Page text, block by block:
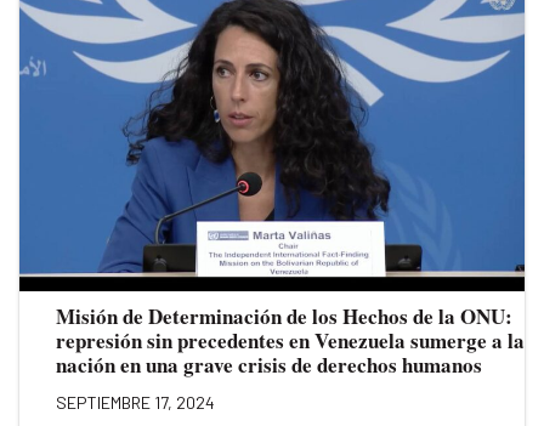
Misión de Determinación de los Hechos de la ONU:
represión sin precedentes en Venezuela sumerge a la
nación en una grave crisis de derechos humanos
SEPTIEMBRE 17, 2024